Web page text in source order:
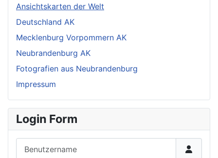
Ansichtskarten der Welt
Deutschland AK
Mecklenburg Vorpommern AK
Neubrandenburg AK
Fotografien aus Neubrandenburg
Impressum
Login Form